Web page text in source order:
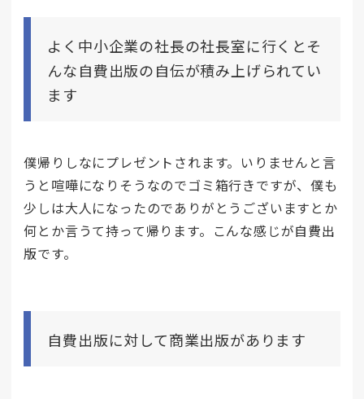
よく中小企業の社長の社長室に行くとそ
んな自費出版の自伝が積み上げられてい
ます
僕帰りしなにプレゼントされます。いりませんと言
うと喧嘩になりそうなのでゴミ箱行きですが、僕も
少しは大人になったのでありがとうございますとか
何とか言うて持って帰ります。こんな感じが自費出
版です。
自費出版に対して商業出版があります